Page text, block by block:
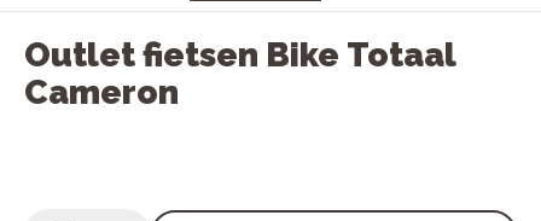
Outlet fietsen Bike Totaal
Cameron